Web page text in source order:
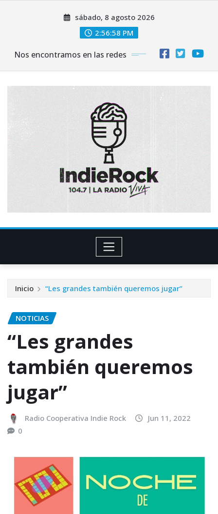
sábado, 8 agosto 2026
2:57:00 PM
Nos encontramos en las redes
Inicio “Les grandes también queremos jugar”
NOTICIAS
“Les grandes
también queremos
jugar”
Radio Cooperativa Indie Rock
Jun 11, 2022
0